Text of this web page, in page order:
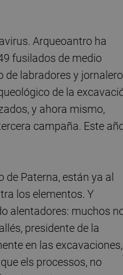
Arqueoantro ha
fusilados de medio
de labradores y
de la
y ahora mismo,
campaña. Este
de Paterna, están ya al
los elementos. Y
alentadores: muchos
presidente de la
en las
els processos, no